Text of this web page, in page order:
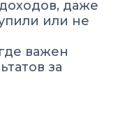
даже
или не
важен
за